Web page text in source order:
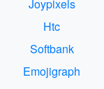
Joypixels
Htc
Softbank
Emojigraph